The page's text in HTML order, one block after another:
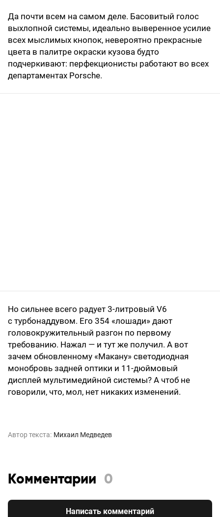
Да почти всем на самом деле. Басовитый голос
выхлопной системы, идеально выверенное усилие
всех мыслимых кнопок, невероятно прекрасные
цвета в палитре окраски кузова будто
подчеркивают: перфекционисты работают во всех
департаментах Porsche.
Но сильнее всего радует 3-литровый V6
с турбонаддувом. Его 354 «лошади» дают
головокружительный разгон по первому
требованию. Нажал — и тут же получил. А вот
зачем обновленному «Макану» светодиодная
монобровь задней оптики и 11-дюймовый
дисплей мультимедийной системы? А чтоб не
говорили, что, мол, нет никаких изменений.
Автор текста: Михаил Медведев
Комментарии 0
Написать комментарий